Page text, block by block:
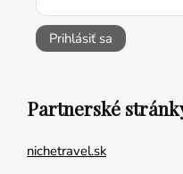
Prihlásiť sa
Partnerské
nichetravel.sk